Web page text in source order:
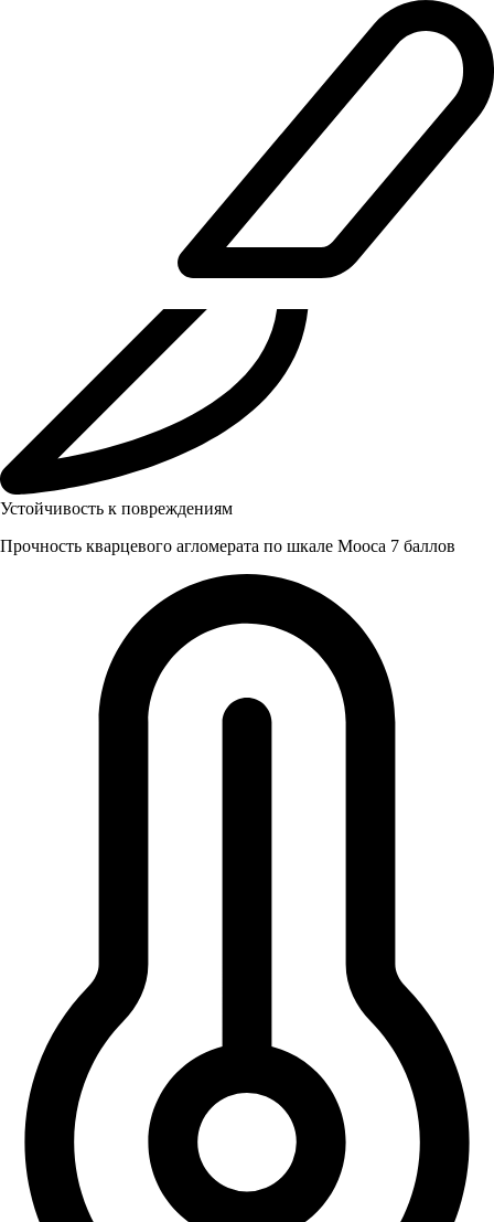
Устойчивость к повреждениям
Прочность кварцевого агломерата по шкале Мооса 7 баллов